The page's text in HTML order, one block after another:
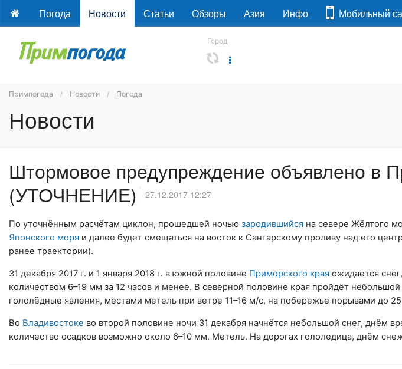
Погода Новости Статьи Обзоры Азия Инфо Мобильный
Город
Примпогода Новости Погода
Новости
Штормовое предупреждение объявлено в
(УТОЧНЕНИЕ)
27.12.2017 12:27
По уточнённым расчётам циклон, прошедшей ночью зародившийся на севере Жёлтого
Японского моря и далее будет смещаться на восток к Сангарскому проливу над его
ранее траектории).
31 декабря 2017 г. и 1 января 2018 г. в южной половине Приморского края ожидается
количеством 6–19 мм за 12 часов и менее. В северной половине края пройдёт
гололёдные явления, местами метель при ветре 11–16 м/с, на побережье порывами до
Во Владивостоке во второй половине ночи 31 декабря начнётся небольшой снег, днём
количество осадков возможно около 6–10 мм. Метель. На дорогах гололедица, днём